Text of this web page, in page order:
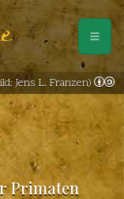
Primaten
Jens L. Franzen)